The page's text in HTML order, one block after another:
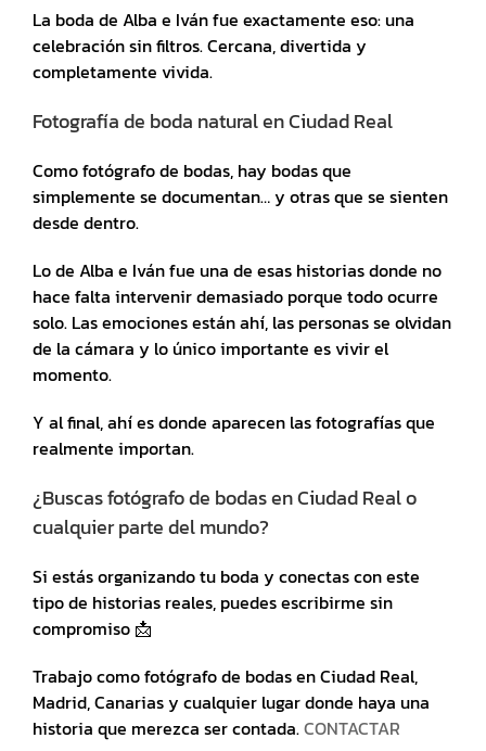
La boda de Alba e Iván fue exactamente eso: una
celebración sin filtros. Cercana, divertida y
completamente vivida.
Fotografía de boda natural en Ciudad Real
Como fotógrafo de bodas, hay bodas que
simplemente se documentan… y otras que se sienten
desde dentro.
Lo de Alba e Iván fue una de esas historias donde no
hace falta intervenir demasiado porque todo ocurre
solo. Las emociones están ahí, las personas se olvidan
de la cámara y lo único importante es vivir el
momento.
Y al final, ahí es donde aparecen las fotografías que
realmente importan.
¿Buscas fotógrafo de bodas en Ciudad Real o
cualquier parte del mundo?
Si estás organizando tu boda y conectas con este
tipo de historias reales, puedes escribirme sin
compromiso 📩
Trabajo como fotógrafo de bodas en Ciudad Real,
Madrid, Canarias y cualquier lugar donde haya una
historia que merezca ser contada.CONTACTAR